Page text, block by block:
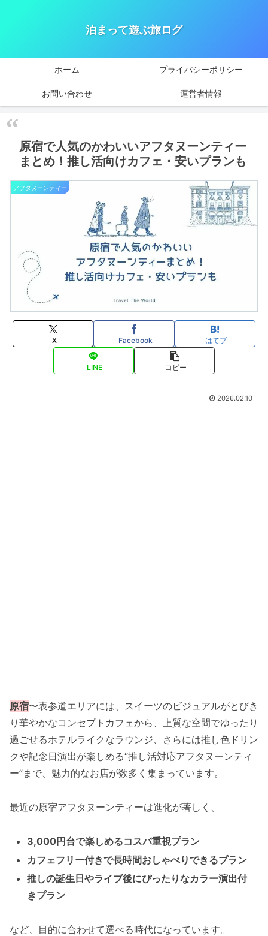
泊まって遊ぶ旅ログ
ホーム プライバシーポリシー
お問い合わせ 運営者情報
原宿で人気のかわいいアフタヌーンティー
まとめ！推し活向けカフェ・安いプランも
アフタヌーンティー
X Facebook はてブ
LINE コピー
2026.02.10
原宿〜表参道エリアには、スイーツのビジュアルがとびき
り華やかなコンセプトカフェから、上質な空間でゆったり
過ごせるホテルライクなラウンジ、さらには推し色ドリン
クや記念日演出が楽しめる“推し活対応アフタヌーンティ
ー”まで、魅力的なお店が数多く集まっています。
最近の原宿アフタヌーンティーは進化が著しく、
3,000円台で楽しめるコスパ重視プラン
カフェフリー付きで長時間おしゃべりできるプラン
推しの誕生日やライブ後にぴったりなカラー演出付
きプラン
など、目的に合わせて選べる時代になっています。